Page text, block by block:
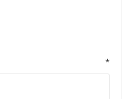
*